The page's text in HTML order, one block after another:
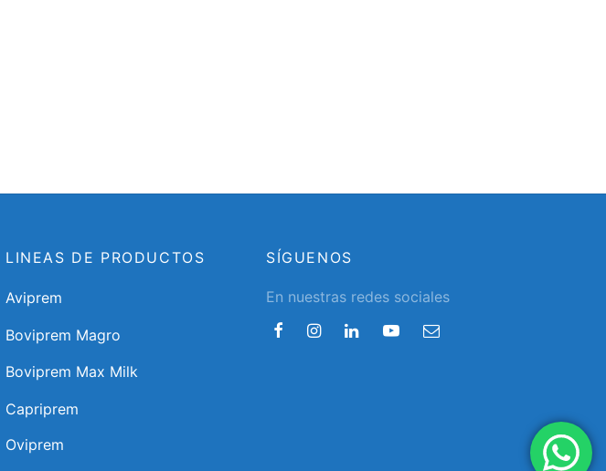
LINEAS DE PRODUCTOS
Aviprem
Boviprem Magro
Boviprem Max Milk
Capriprem
Oviprem
SÍGUENOS
En nuestras redes sociales